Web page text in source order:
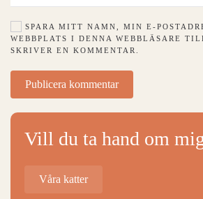
SPARA MITT NAMN, MIN E-
WEBBPLATS I DENNA WEBBLÄSARE
SKRIVER EN KOMMENTAR.
Publicera kommentar
Vill du ta hand om
Våra katter